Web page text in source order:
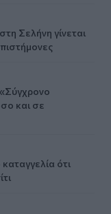
Σελήνη γίνεται
και σε
ότι